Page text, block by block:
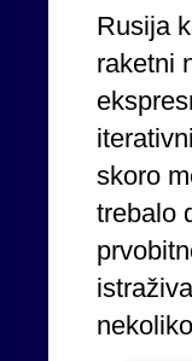
Rusija
raketni
skoro
trebalo